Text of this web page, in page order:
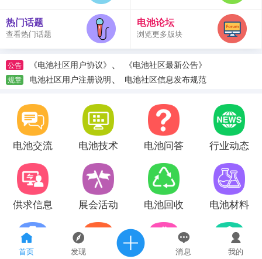
首页 发现 消息 我的
热门话题
查看热门话题
电池论坛
浏览更多版块
公告 《电池社区用户协议》 、 《电池社区最新公告》
规章 电池社区用户注册说明、 电池社区信息发布规范
电池交流 电池技术 电池问答 行业动态
供求信息 展会活动 电池回收 电池材料